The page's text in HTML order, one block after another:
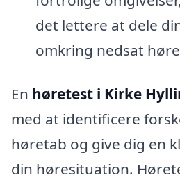
det lettere at dele
omkring nedsat
En høretest i Kirke
med at identificere
høretab og give dig en
din høresituation.